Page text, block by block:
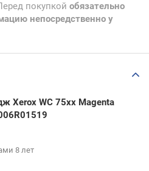
покупкой обязательно
непосредственно у
Xerox WC 75xx Magenta
8 лет